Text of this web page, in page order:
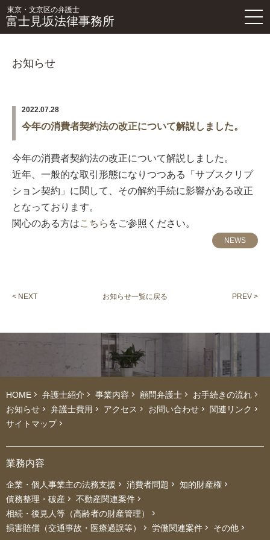
東京・文京区の弁護士
富士見坂法律事務所
お知らせ
今年の消費者契約法の改正について解説しました。
2022.07.28
今年の消費者契約法の改正について解説しました。
近年、一般的な取引形態になりつつある「サブスクリプ
ション契約」に関して、その解約手続に影響がある改正
となっております。
関心のある方はこちら をご参照ください。
NEWS
< NEXT お知らせ一覧に戻る PREV >
HOME 弁護士紹介 事業内容 顧問弁護士
お手続きの流れ
お知らせ
弁護士費用 アクセス お問い合わせ
関連リンク
サイトマップ
業務内容
企業・個人事業主の法務支援 消費者問題
知的財産権
債務整理・破産
不動産関連案件
相続・後見人等（高齢者の財産管理）
損害賠償（交通事故・医療過誤等）
労働関連案件 その他